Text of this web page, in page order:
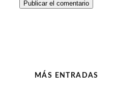
MÁS ENTRADAS